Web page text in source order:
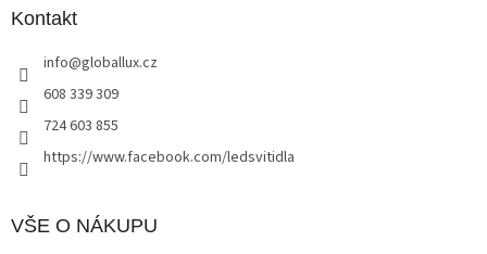
Kontakt
info@globallux.cz
608 339 309
724 603 855
https://www.facebook.com/ledsvitidla
VŠE O NÁKUPU